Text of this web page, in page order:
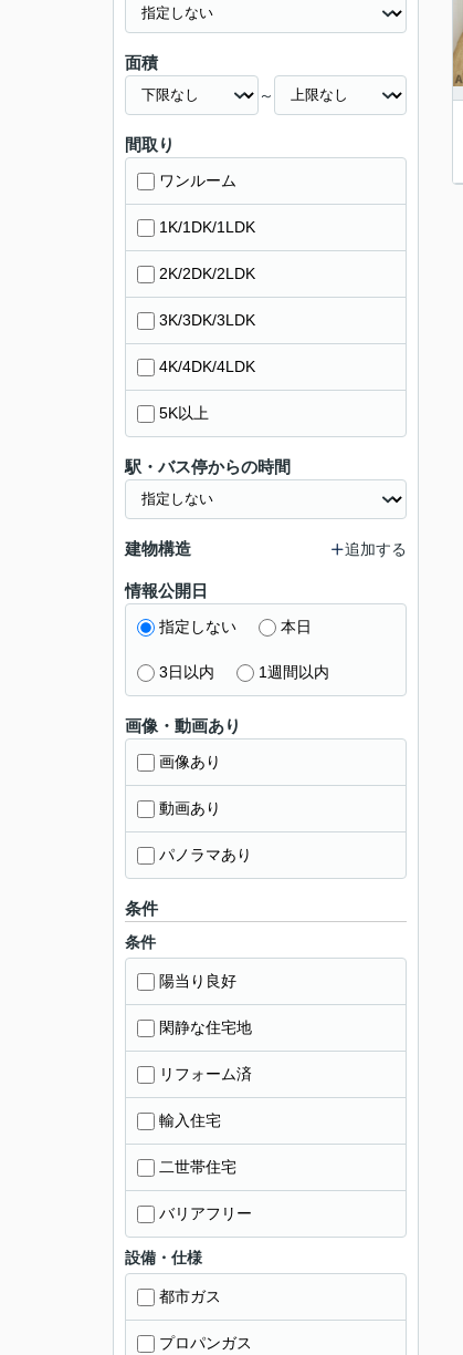
面積
～
間取り
ワンルーム
1K/1DK/1LDK
2K/2DK/2LDK
3K/3DK/3LDK
4K/4DK/4LDK
5K以上
駅・バス停からの時間
建物構造 追加する
情報公開日
指定しない 本日
3日以内 1週間以内
画像・動画あり
画像あり
動画あり
パノラマあり
条件
条件
陽当り良好
閑静な住宅地
リフォーム済
輸入住宅
二世帯住宅
バリアフリー
設備・仕様
都市ガス
プロパンガス